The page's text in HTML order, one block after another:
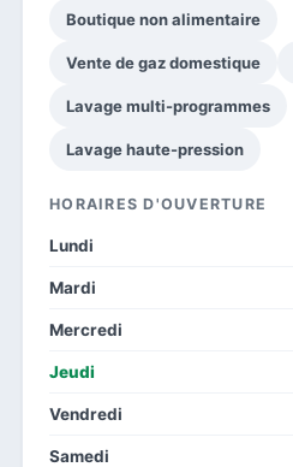
Boutique non alimentaire
Vente de gaz domestique
Lavage multi-programmes
Lavage haute-pression
HORAIRES D'OUVERTURE
Lundi
Mardi
Mercredi
Jeudi
Vendredi
Samedi